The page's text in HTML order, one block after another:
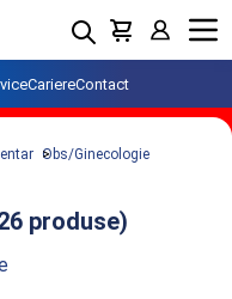
CariereContact
Menu
Obs/Ginecologie
produse)